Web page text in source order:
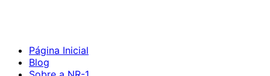
Página Inicial
Blog